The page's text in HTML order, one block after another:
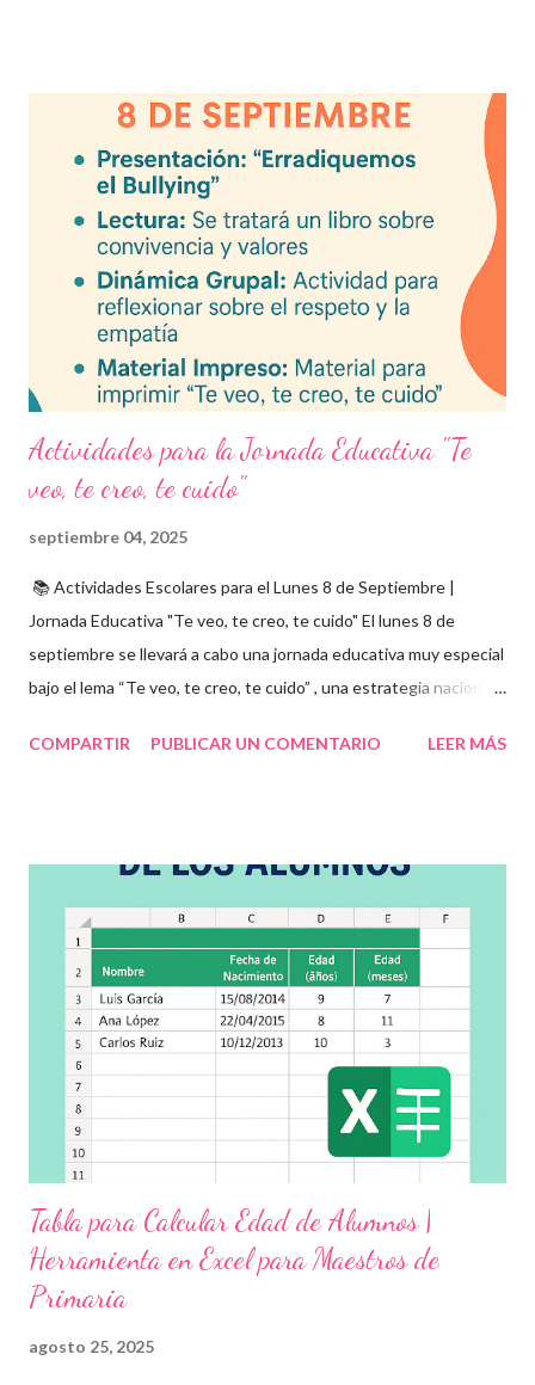
frecuentes Beneficios de utilizar estos exámenes trimestrales
Evaluaciones alineadas al programa oficial. Formato optimizado
para impresión o uso en plataformas educativas. Reactivos que
fortalecen la comprensión y el pensamiento crítico. Ideal para
formación docente y evaluación diagnóstica. Material
descargable PDF editable. Estos exámenes también pueden
integrarse en herramientas digitales pa...
Actividades para la Jornada Educativa "Te
veo, te creo, te cuido"
septiembre 04, 2025
📚 Actividades Escolares para el Lunes 8 de Septiembre |
Jornada Educativa "Te veo, te creo, te cuido" El lunes 8 de
septiembre se llevará a cabo una jornada educativa muy especial
bajo el lema “Te veo, te creo, te cuido” , una estrategia nacional
infantil , y promover la convivencia escolar armónica . Desde el
actividades educativas que podrás aplicar fácilmente en tu
grupo, desde preescolar hasta sexto grado de primaria. 🧠
Objetivos clave de la jornada Promover entornos seguros y
afectivos dentro de la comunidad escolar Sensibilizar sobre el
maltrato, acoso escolar y abuso infantil Desarrollar habilidades
como la empatía, la comunicación y el autocuidado Aplicar ...
COMPARTIR PUBLICAR UN COMENTARIO LEER MÁS
Tabla para Calcular Edad de Alumnos |
Herramienta en Excel para Maestros de
Primaria
agosto 25, 2025